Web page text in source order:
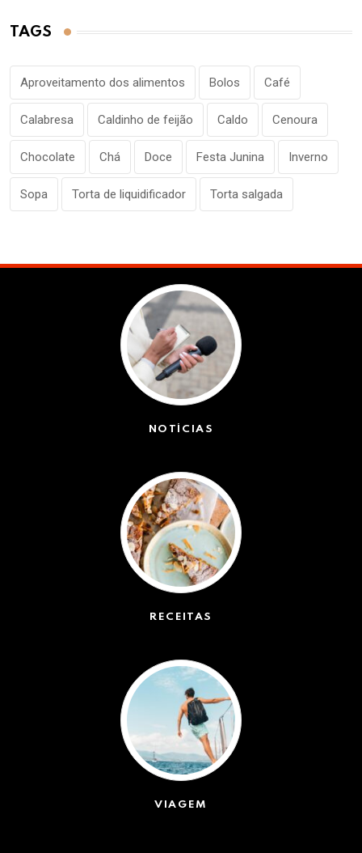
TAGS
Aproveitamento dos alimentos Bolos Café
Calabresa Caldinho de feijão Caldo Cenoura
Chocolate Chá Doce Festa Junina Inverno
Sopa Torta de liquidificador Torta salgada
NOTÍCIAS
RECEITAS
VIAGEM